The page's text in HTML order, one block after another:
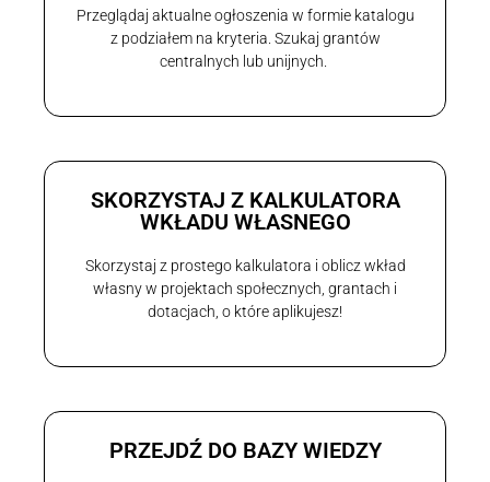
Przeglądaj aktualne ogłoszenia w formie katalogu
z podziałem na kryteria. Szukaj grantów
centralnych lub unijnych.
SKORZYSTAJ Z KALKULATORA
WKŁADU WŁASNEGO
Skorzystaj z prostego kalkulatora i oblicz wkład
własny w projektach społecznych, grantach i
dotacjach, o które aplikujesz!
PRZEJDŹ DO BAZY WIEDZY